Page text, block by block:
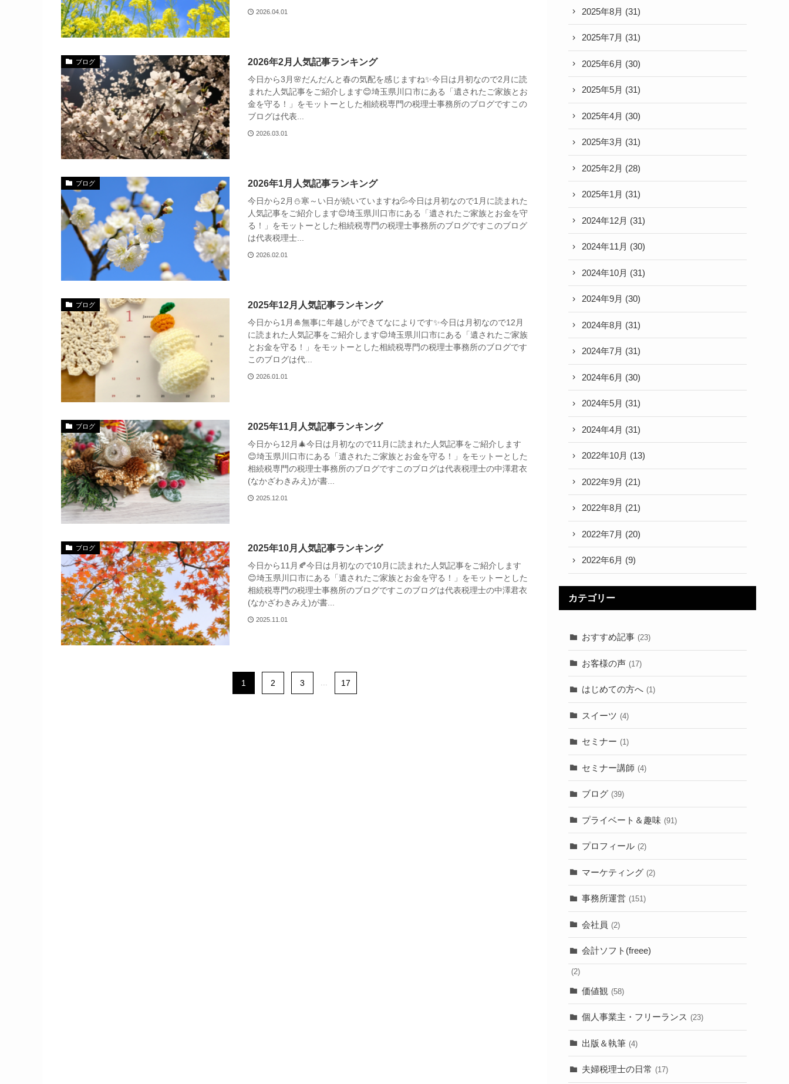
2026.04.01
ブログ 2026年2月人気記事ランキング
今日から3月🌸だんだんと春の気配を感じますね✨今日は月初なので2月に読
まれた人気記事をご紹介します😊埼玉県川口市にある「遺されたご家族とお
金を守る！」をモットーとした相続税専門の税理士事務所のブログですこの
ブログは代表...
2026.03.01
ブログ 2026年1月人気記事ランキング
今日から2月⛄寒～い日が続いていますね💦今日は月初なので1月に読まれた
人気記事をご紹介します😊埼玉県川口市にある「遺されたご家族とお金を守
る！」をモットーとした相続税専門の税理士事務所のブログですこのブログ
は代表税理士...
2026.02.01
ブログ 2025年12月人気記事ランキング
今日から1月🎍無事に年越しができてなによりです✨今日は月初なので12月
に読まれた人気記事をご紹介します😊埼玉県川口市にある「遺されたご家族
とお金を守る！」をモットーとした相続税専門の税理士事務所のブログです
このブログは代...
2026.01.01
ブログ 2025年11月人気記事ランキング
今日から12月🎄今日は月初なので11月に読まれた人気記事をご紹介します
😊埼玉県川口市にある「遺されたご家族とお金を守る！」をモットーとした
相続税専門の税理士事務所のブログですこのブログは代表税理士の中澤君衣
(なかざわきみえ)が書...
2025.12.01
ブログ 2025年10月人気記事ランキング
今日から11月🍂今日は月初なので10月に読まれた人気記事をご紹介します
😊埼玉県川口市にある「遺されたご家族とお金を守る！」をモットーとした
相続税専門の税理士事務所のブログですこのブログは代表税理士の中澤君衣
(なかざわきみえ)が書...
2025.11.01
1 2 3 ... 17
2025年8月 (31)
2025年7月 (31)
2025年6月 (30)
2025年5月 (31)
2025年4月 (30)
2025年3月 (31)
2025年2月 (28)
2025年1月 (31)
2024年12月 (31)
2024年11月 (30)
2024年10月 (31)
2024年9月 (30)
2024年8月 (31)
2024年7月 (31)
2024年6月 (30)
2024年5月 (31)
2024年4月 (31)
2022年10月 (13)
2022年9月 (21)
2022年8月 (21)
2022年7月 (20)
2022年6月 (9)
カテゴリー
おすすめ記事 (23)
お客様の声 (17)
はじめての方へ (1)
スイーツ (4)
セミナー (1)
セミナー講師 (4)
ブログ (39)
プライベート＆趣味 (91)
プロフィール (2)
マーケティング (2)
事務所運営 (151)
会社員 (2)
会計ソフト(freee)
(2)
価値観 (58)
個人事業主・フリーランス (23)
出版＆執筆 (4)
夫婦税理士の日常 (17)